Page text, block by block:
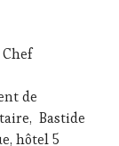
Chef
de
Bastide
hôtel 5